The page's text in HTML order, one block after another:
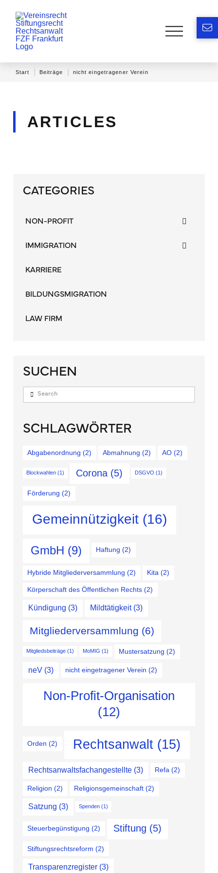
Start Beiträge nicht eingetragener Verein
ARTICLES
CATEGORIES
NON-PROFIT
IMMIGRATION
KARRIERE
BILDUNGSMIGRATION
LAW FIRM
SUCHEN
Search
SCHLAGWÖRTER
Abgabenordnung (2) Abmahnung (2) AO (2)
Blockwahlen (1) Corona (5) DSGVO (1)
Förderung (2)
Gemeinnützigkeit(16)
GmbH (9) Haftung (2)
Hybride Mitgliederversammlung (2) Kita (2)
Körperschaft des Öffentlichen Rechts (2)
Kündigung (3) Mildtätigkeit(3)
Mitgliederversammlung (6)
Mitgliedsbeiträge (1) MoMIG (1) Mustersatzung (2)
neV(3) nicht eingetragener Verein (2)
Non-Profit-Organisation
(12)
Orden (2) Rechtsanwalt (15)
Rechtsanwaltsfachangestellte(3) Refa (2)
Religion (2) Religionsgemeinschaft (2)
Satzung (3) Spenden (1)
Steuerbegünstigung (2) Stiftung (5)
Stiftungsrechtsreform (2)
Transparenzregister(3)